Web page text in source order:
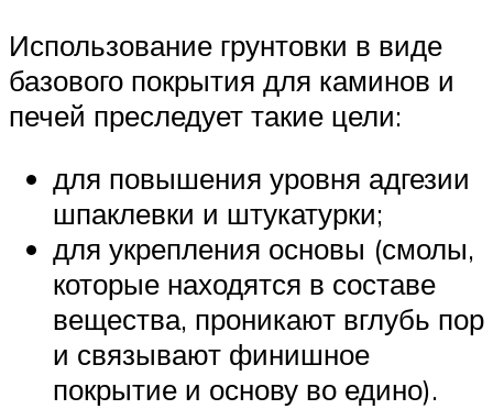
Использование грунтовки в виде
базового покрытия для каминов и
печей преследует такие цели:
для повышения уровня адгезии
шпаклевки и штукатурки;
для укрепления основы (смолы,
которые находятся в составе
вещества, проникают вглубь пор
и связывают финишное
покрытие и основу во едино).